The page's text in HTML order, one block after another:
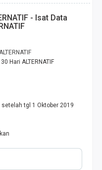
- Isat Data
Hari ALTERNATIF
setelah tgl 1 Oktober 2019